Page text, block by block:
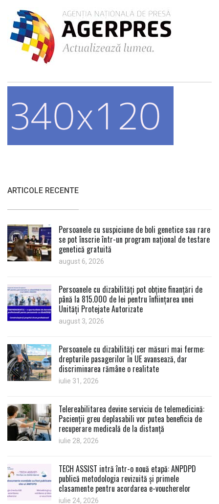
ARTICOLE RECENTE
Persoanele cu suspiciune de boli genetice sau rare
se pot înscrie într-un program național de testare
genetică gratuită
august 6, 2026
Persoanele cu dizabilități pot obține finanțări de
până la 815.000 de lei pentru înființarea unei
Unități Protejate Autorizate
august 3, 2026
Persoanele cu dizabilități cer măsuri mai ferme:
drepturile pasagerilor în UE avansează, dar
discriminarea rămâne o realitate
iulie 31, 2026
Telereabilitarea devine serviciu de telemedicină:
Pacienții greu deplasabili vor putea beneficia de
recuperare medicală de la distanță
iulie 28, 2026
TECH ASSIST intră într-o nouă etapă: ANPDPD
publică metodologia revizuită și primele
clasamente pentru acordarea e-voucherelor
iulie 24, 2026